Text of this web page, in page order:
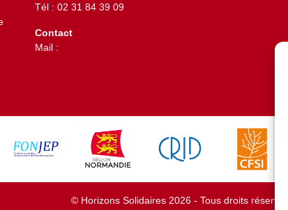
Tél : 02 31 84 39 09
Contact
Mail :
© Horizons Solidaires 2026 - Tous droits réservés